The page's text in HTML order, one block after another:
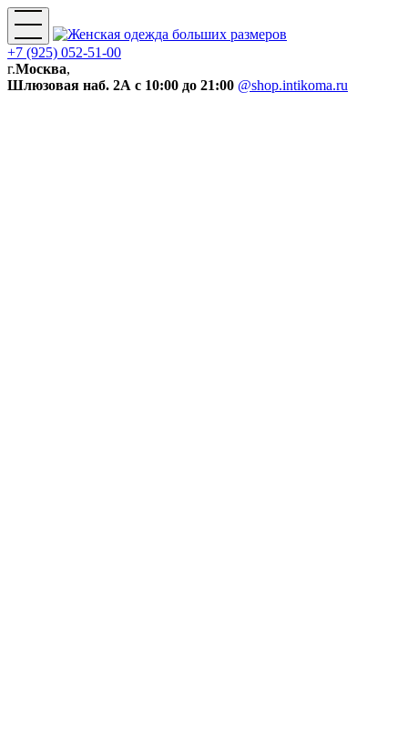
+7 (925) 052-51-00
г.Москва,
Шлюзовая наб. 2А с 10:00 до 21:00 @shop.intikoma.ru